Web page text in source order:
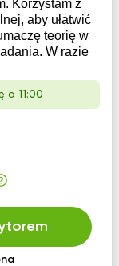
Korzystam z
aby ułatwić
teorię w
W razie
o 11:00